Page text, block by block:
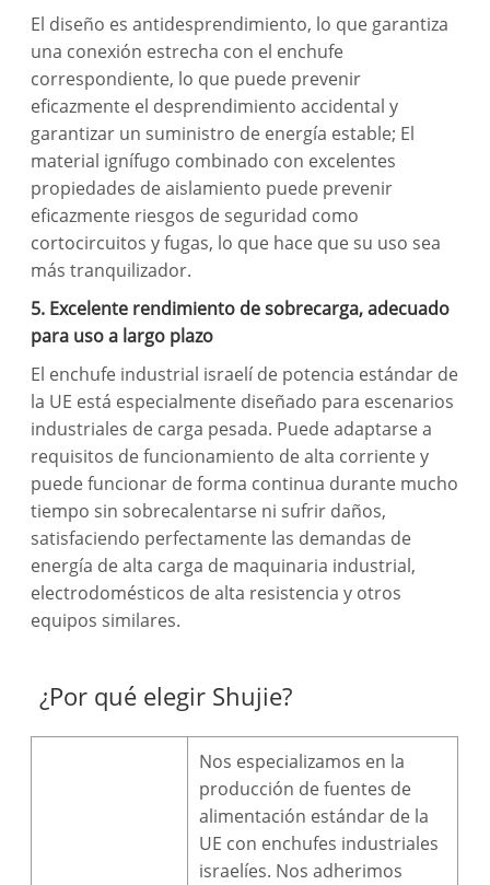
El diseño es antidesprendimiento, lo que garantiza
una conexión estrecha con el enchufe
correspondiente, lo que puede prevenir
eficazmente el desprendimiento accidental y
garantizar un suministro de energía estable; El
material ignífugo combinado con excelentes
propiedades de aislamiento puede prevenir
eficazmente riesgos de seguridad como
cortocircuitos y fugas, lo que hace que su uso sea
más tranquilizador.
5. Excelente rendimiento de sobrecarga, adecuado
para uso a largo plazo
El enchufe industrial israelí de potencia estándar de
la UE está especialmente diseñado para escenarios
industriales de carga pesada. Puede adaptarse a
requisitos de funcionamiento de alta corriente y
puede funcionar de forma continua durante mucho
tiempo sin sobrecalentarse ni sufrir daños,
satisfaciendo perfectamente las demandas de
energía de alta carga de maquinaria industrial,
electrodomésticos de alta resistencia y otros
equipos similares.
¿Por qué elegir Shujie?
Nos especializamos en la
producción de fuentes de
alimentación estándar de la
UE con enchufes industriales
israelíes. Nos adherimos